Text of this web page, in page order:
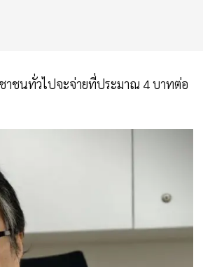
าชนทั่วไปจะจ่ายที่ประมาณ 4 บาทต่อ